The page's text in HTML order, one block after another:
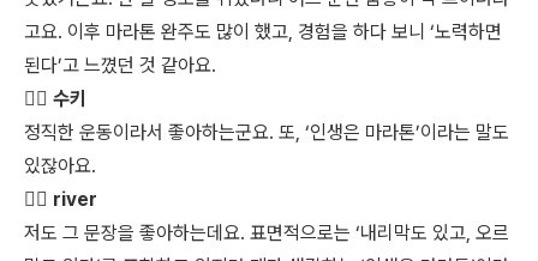
고요. 이후 마라톤 완주도 많이 했고, 경험을 하다 보니 ‘노력하면
된다’고 느꼈던 것 같아요.
👩‍⚖️ 수키
정직한 운동이라서 좋아하는군요. 또, ‘인생은 마라톤’이라는 말도
있잖아요.
🏃‍♀️ river
저도 그 문장을 좋아하는데요. 표면적으로는 ‘내리막도 있고, 오르